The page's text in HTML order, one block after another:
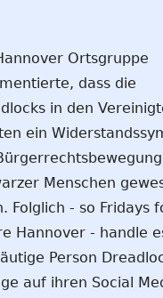
Ortsgruppe
dass die
in den
ein
Menschen
Folglich - so Fridays
Hannover - handle
Person
auf ihren Social